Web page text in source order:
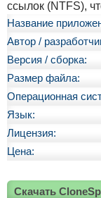
ссылок (NTFS),
Название
Автор /
Версия / сборка:
Размер файла:
Операционная
Язык:
Лицензия:
Цена:
Скачать